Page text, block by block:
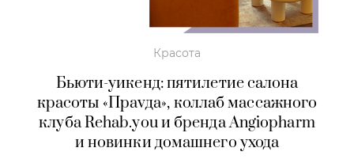
Красота
Бьюти-уикенд: пятилетие салона
красоты «Праvда», коллаб массажного
клуба Rehab.you и бренда Angiopharm
и новинки домашнего ухода